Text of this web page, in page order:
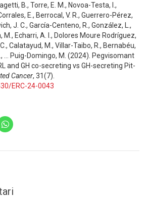
B., Torre, E. M., Novoa-Testa, I.,
E., Berrocal, V. R., Guerrero-Pérez,
J. C., García-Centeno, R., González, L.,
M., Echarri, A. I., Dolores Moure Rodríguez,
Calatayud, M., Villar-Taibo, R., Bernabéu,
… Puig-Domingo, M. (2024). Pegvisomant
and GH co-secreting vs GH-secreting Pit-
Cancer, 31(7).
ERC-24-0043